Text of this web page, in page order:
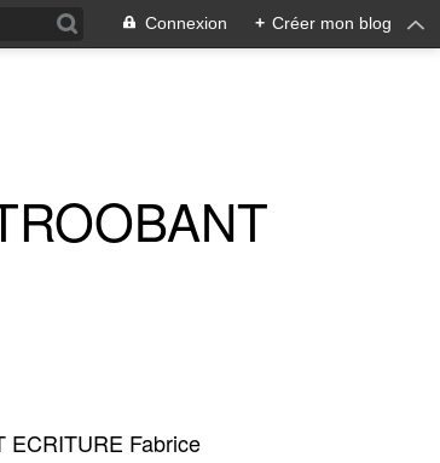
Connexion + Créer mon blog
ECRITURE Fabrice